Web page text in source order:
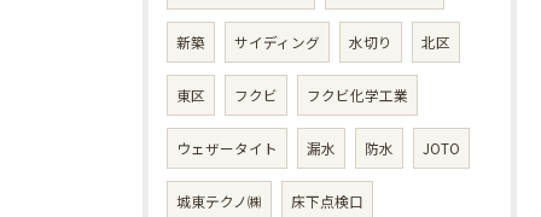
新築 サイディング 水切り 北区
東区 フクビ フクビ化学工業
ウェザータイト 漏水 防水 JOTO
城東テクノ㈱ 床下点検口